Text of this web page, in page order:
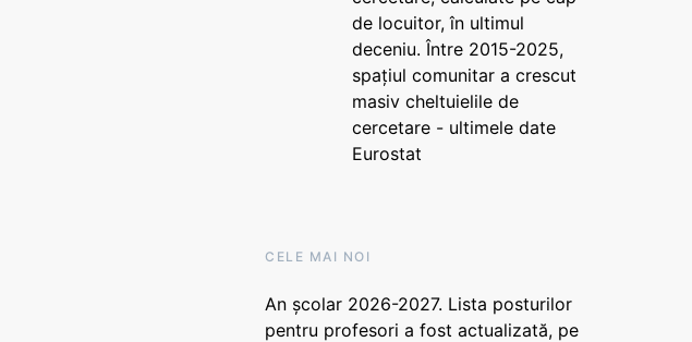
de locuitor, în ultimul
deceniu. Între 2015-2025,
spațiul comunitar a crescut
masiv cheltuielile de
cercetare - ultimele date
Eurostat
CELE MAI NOI
An școlar 2026-2027. Lista posturilor
pentru profesori a fost actualizată, pe